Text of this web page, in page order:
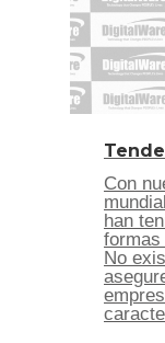
Con
han
formas
No